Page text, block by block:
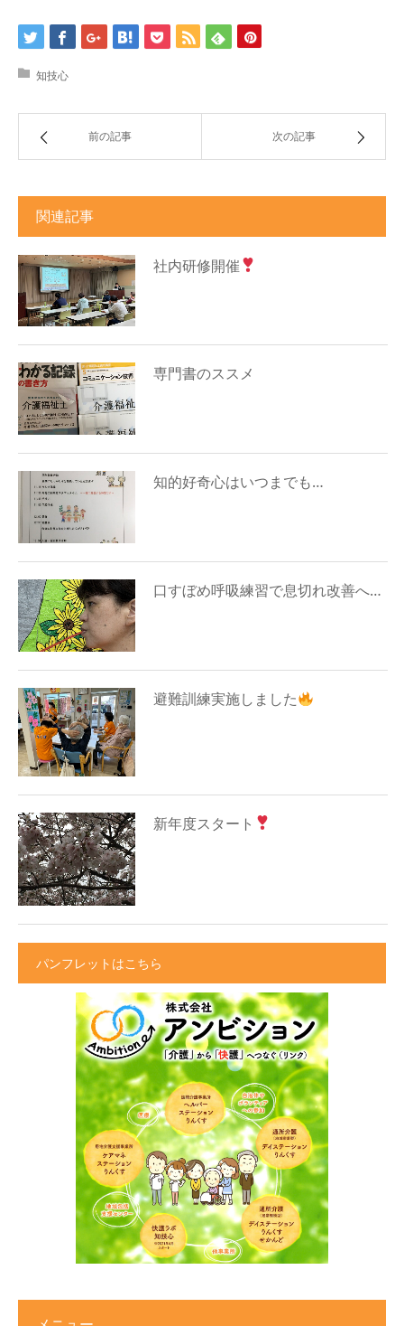
知技心
前の記事 次の記事
関連記事
社内研修開催
専門書のススメ
知的好奇心はいつまでも…
口すぼめ呼吸練習で息切れ改善へ…
避難訓練実施しました
新年度スタート
パンフレットはこちら